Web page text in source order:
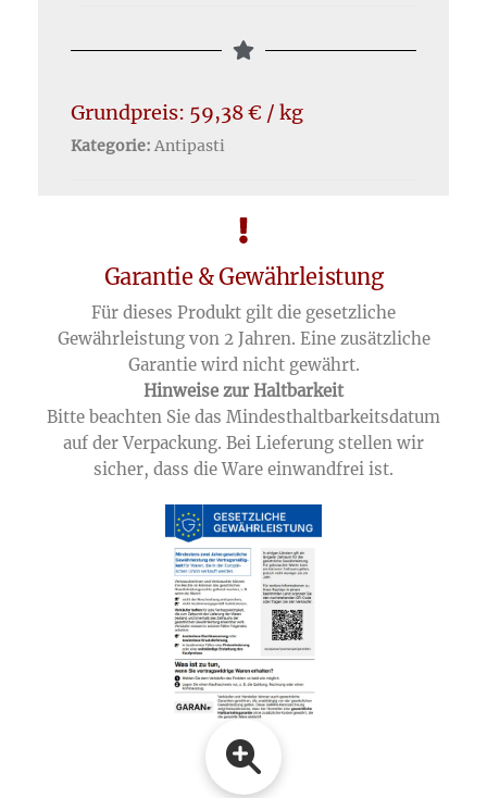
Grundpreis: 59,38€ / kg
Kategorie: Antipasti
Garantie & Gewährleistung
Für dieses Produkt gilt die gesetzliche
Gewährleistung von 2 Jahren. Eine zusätzliche
Garantie wird nicht gewährt.
Hinweise zur Haltbarkeit
Bitte beachten Sie das Mindesthaltbarkeitsdatum
auf der Verpackung. Bei Lieferung stellen wir
sicher, dass die Ware einwandfrei ist.